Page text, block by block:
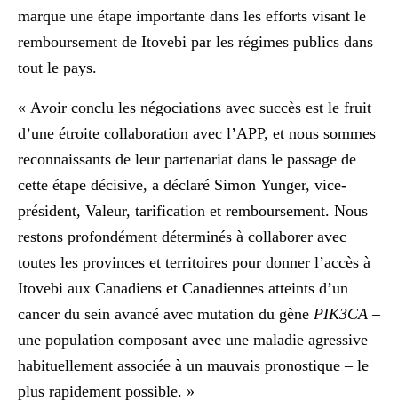
marque une étape importante dans les efforts visant le
remboursement de Itovebi par les régimes publics dans
tout le pays.
« Avoir conclu les négociations avec succès est le fruit
d’une étroite collaboration avec l’APP, et nous sommes
reconnaissants de leur partenariat dans le passage de
cette étape décisive, a déclaré Simon Yunger, vice-
président, Valeur, tarification et remboursement. Nous
restons profondément déterminés à collaborer avec
toutes les provinces et territoires pour donner l’accès à
Itovebi aux Canadiens et Canadiennes atteints d’un
cancer du sein avancé avec mutation du gène PIK3CA –
une population composant avec une maladie agressive
habituellement associée à un mauvais pronostique – le
plus rapidement possible. »